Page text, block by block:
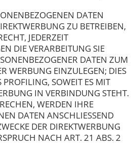
DATEN
ZU BETREIBEN,
JEDERZEIT
DIE VERARBEITUNG SIE
DATEN ZUM
WERBUNG EINZULEGEN; DIES
SOWEIT ES MIT
IN VERBINDUNG STEHT.
WERDEN IHRE
DATEN ANSCHLIESSEND
DER DIREKTWERBUNG
NACH ART. 21 ABS. 2